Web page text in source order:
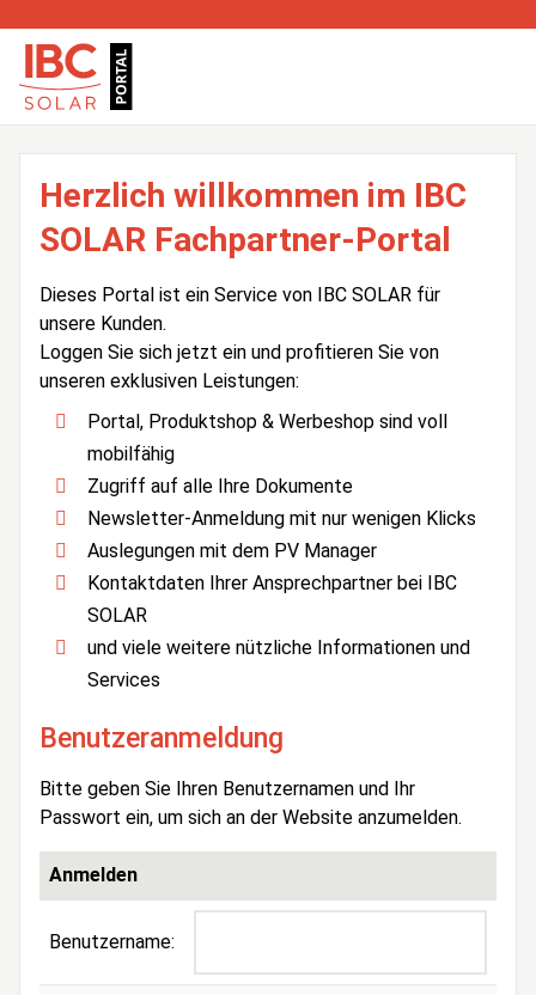
Herzlich willkommen im IBC
SOLAR Fachpartner-Portal
Dieses Portal ist ein Service von IBC SOLAR für
unsere Kunden.
Loggen Sie sich jetzt ein und profitieren Sie von
unseren exklusiven Leistungen:
Portal, Produktshop & Werbeshop sind voll
mobilfähig
Zugriff auf alle Ihre Dokumente
Newsletter-Anmeldung mit nur wenigen Klicks
Auslegungen mit dem PV Manager
Kontaktdaten Ihrer Ansprechpartner bei IBC
SOLAR
und viele weitere nützliche Informationen und
Services
Benutzeranmeldung
Bitte geben Sie Ihren Benutzernamen und Ihr
Passwort ein, um sich an der Website anzumelden.
Anmelden
Benutzername: